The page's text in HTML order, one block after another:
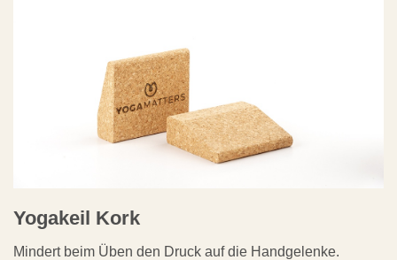
Yogakeil Kork
Mindert beim Üben den Druck auf die Handgelenke.